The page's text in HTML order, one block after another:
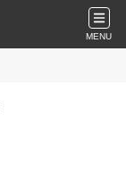
MENU